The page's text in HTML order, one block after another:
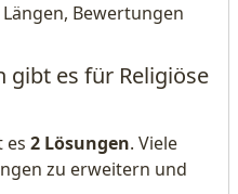
Bewertungen
gibt es für Religiöse
es 2 Lösungen. Viele
zu erweitern und